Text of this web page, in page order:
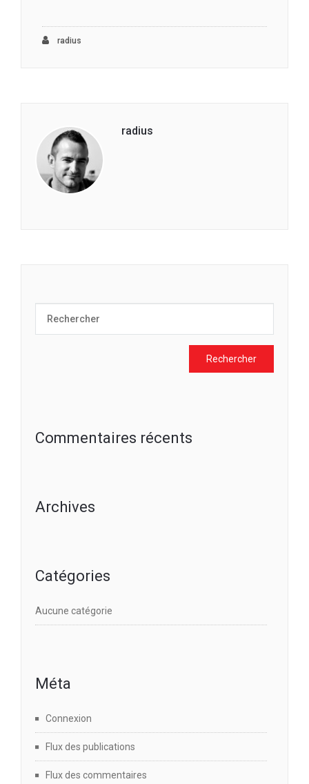
radius
radius
Commentaires récents
Archives
Catégories
Aucune catégorie
Méta
Connexion
Flux des publications
Flux des commentaires